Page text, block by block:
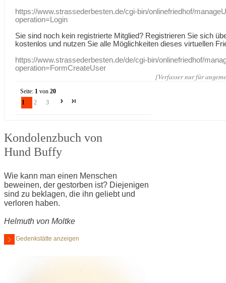
https://www.strassederbesten.de/cgi-bin/onlinefriedhof/
operation=Login
Sie sind noch kein registrierte Mitglied? Registrieren Sie sich
kostenlos und nutzen Sie alle Möglichkeiten dieses virtuellen
https://www.strassederbesten.de/de/cgi-bin/onlinefriedhof/
operation=FormCreateUser
[Verfasser nur für
Seite: 1 von20
1
2 3
Kondolenzbuch von
Hund Buffy
Wie kann man einen Menschen
beweinen, der gestorben ist? Diejenigen
sind zu beklagen, die ihn geliebt und
verloren haben.
Helmuth von Moltke
Gedenkstätte anzeigen